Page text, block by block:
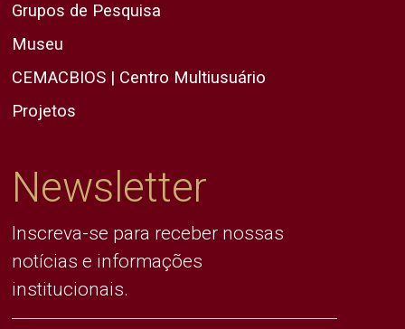
Grupos de Pesquisa
Museu
CEMACBIOS | Centro Multiusuário
Projetos
Newsletter
Inscreva-se para receber nossas
notícias e informações
institucionais.